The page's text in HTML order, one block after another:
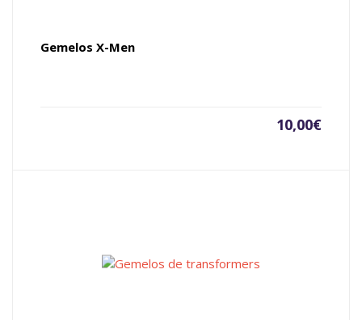
Gemelos X-Men
10,00€